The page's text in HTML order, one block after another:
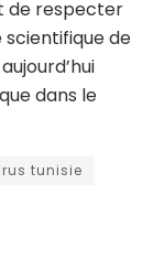
de respecter
de
dans le
tunisie